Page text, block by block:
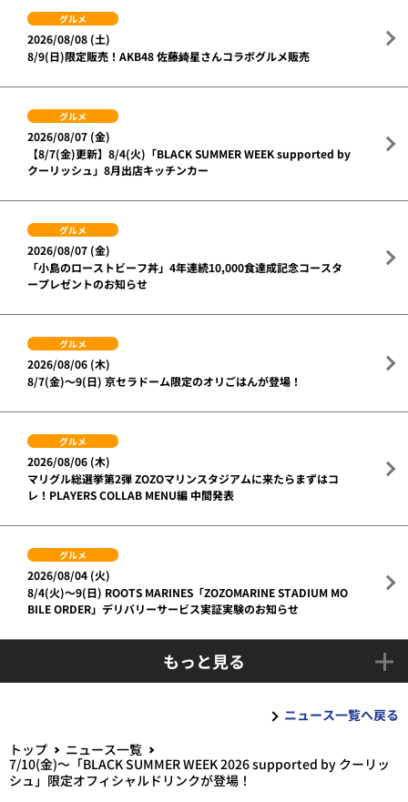
グルメ
2026/08/08 (土)
8/9(日)限定販売！AKB48 佐藤綺星さんコラボグルメ販売
グルメ
2026/08/07 (金)
【8/7(金)更新】8/4(火)「BLACK SUMMER WEEK supported by
クーリッシュ」8月出店キッチンカー
グルメ
2026/08/07 (金)
「小島のローストビーフ丼」4年連続10,000食達成記念コースタ
ープレゼントのお知らせ
グルメ
2026/08/06 (木)
8/7(金)～9(日) 京セラドーム限定のオリごはんが登場！
グルメ
2026/08/06 (木)
マリグル総選挙第2弾 ZOZOマリンスタジアムに来たらまずはコ
レ！PLAYERS COLLAB MENU編 中間発表
グルメ
2026/08/04 (火)
8/4(火)～9(日) ROOTS MARINES「ZOZOMARINE STADIUM MO
BILE ORDER」デリバリーサービス実証実験のお知らせ
もっと見る
ニュース一覧へ戻る
トップ
ニュース一覧
7/10(金)～「BLACK SUMMER WEEK 2026 supported by クーリッ
シュ」限定オフィシャルドリンクが登場！